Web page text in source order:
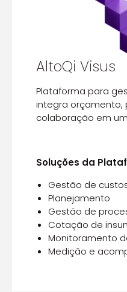
AltoQi Visus
Plataforma para
integra orçamento,
colaboração em
Soluções da
Gestão de
Planejamento
Gestão de
Cotação de
Monitoramento
Medição e